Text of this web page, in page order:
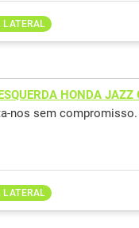
LATERAL
HONDA JAZZ
nos sem compromisso.
LATERAL